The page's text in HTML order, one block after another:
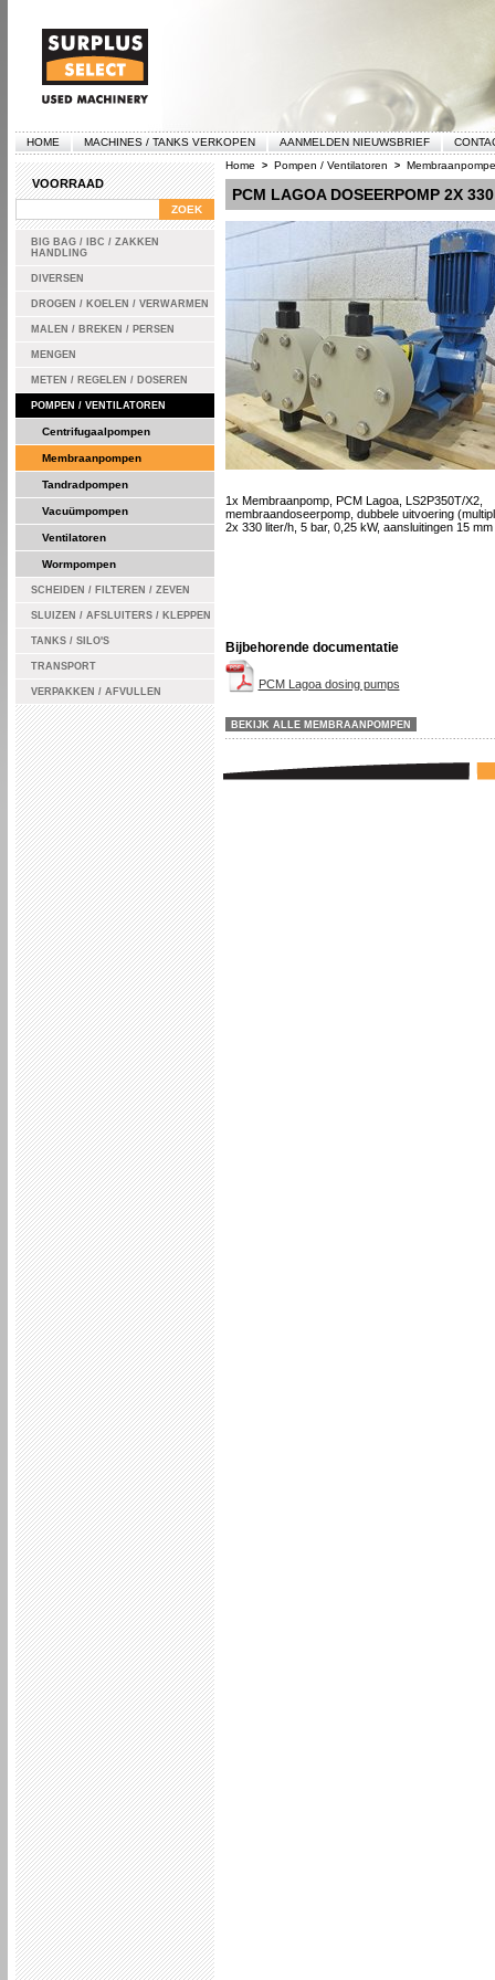
HOME MACHINES / TANKS VERKOPEN AANMELDEN NIEUWSBRIEF
VOORRAAD
BIG BAG / IBC / ZAKKEN
HANDLING
DIVERSEN
DROGEN / KOELEN / VERWARMEN
MALEN / BREKEN / PERSEN
MENGEN
METEN / REGELEN / DOSEREN
POMPEN / VENTILATOREN
Centrifugaalpompen
Membraanpompen
Tandradpompen
Vacuümpompen
Ventilatoren
Wormpompen
SCHEIDEN / FILTEREN / ZEVEN
SLUIZEN / AFSLUITERS / KLEPPEN
TANKS / SILO'S
TRANSPORT
VERPAKKEN / AFVULLEN
Home > Pompen / Ventilatoren >
PCM LAGOA DOSEERPOMP 2X
1x Membraanpomp, PCM Lagoa, LS2P350T/X2,
membraandoseerpomp, dubbele uitvoering
2x 330 liter/h, 5 bar, 0,25 kW, aansluitingen 15
Bijbehorende documentatie
PCM Lagoa dosing pumps
BEKIJK ALLE MEMBRAANPOMPEN